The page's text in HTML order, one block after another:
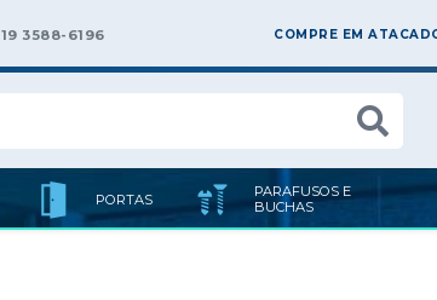
19 3588-6196 COMPRE EM
PORTAS
PARAFUSOS E
BUCHAS